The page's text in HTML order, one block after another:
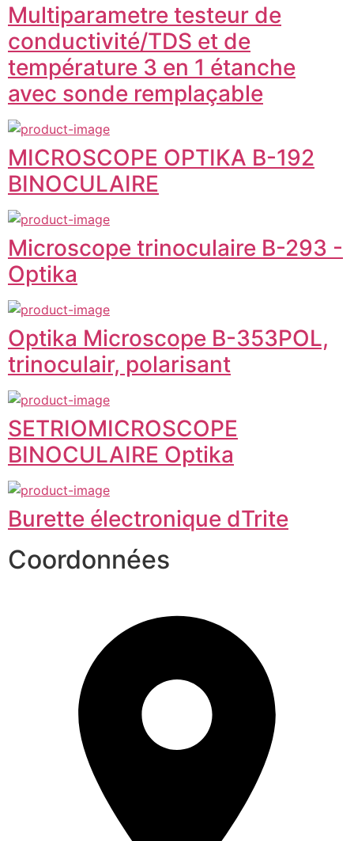
Multiparametre testeur de
conductivité/TDS et de
température 3 en 1 étanche
avec sonde remplaçable
MICROSCOPE OPTIKA B-192
BINOCULAIRE
Microscope trinoculaire B-293 -
Optika
Optika Microscope B-353POL,
trinoculair, polarisant
SETRIOMICROSCOPE
BINOCULAIRE Optika
Burette électronique dTrite
Coordonnées